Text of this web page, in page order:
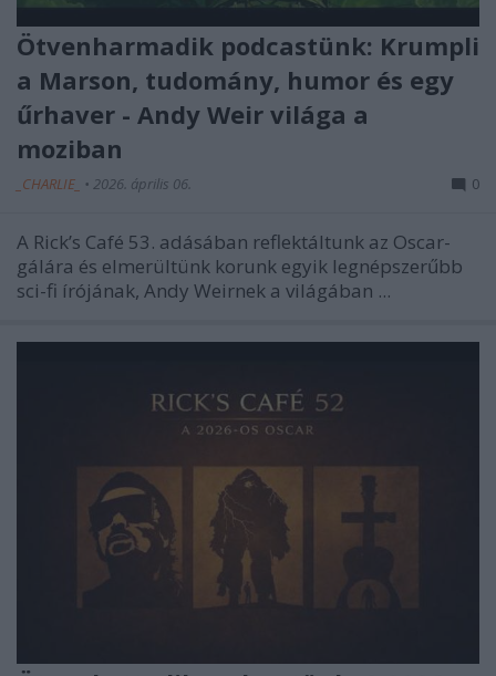
Ötvenharmadik podcastünk: Krumpli
a Marson, tudomány, humor és egy
űrhaver - Andy Weir világa a
moziban
_CHARLIE_ • 2026. április 06. 0
A Rick’s Café 53. adásában reflektáltunk az Oscar-
gálára és elmerültünk korunk egyik legnépszerűbb
sci-fi írójának, Andy Weirnek a világában ...